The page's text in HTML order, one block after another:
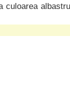
culoarea